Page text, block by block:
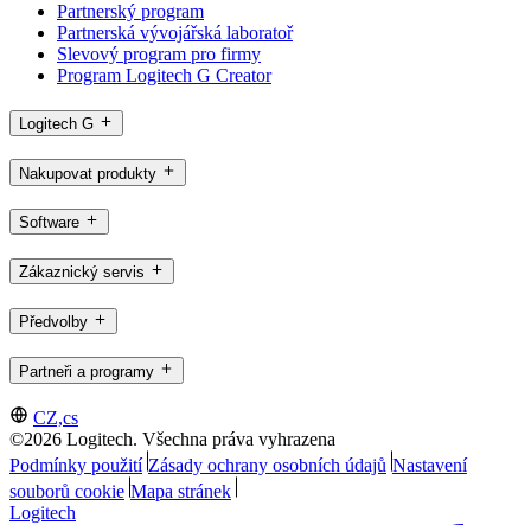
Partnerský program
Partnerská vývojářská laboratoř
Slevový program pro firmy
Program Logitech G Creator
Logitech G
Nakupovat produkty
Software
Zákaznický servis
Předvolby
Partneři a programy
CZ,cs
©2026 Logitech. Všechna práva vyhrazena
Podmínky použití Zásady ochrany osobních údajů Nastavení
souborů cookie Mapa stránek
Logitech